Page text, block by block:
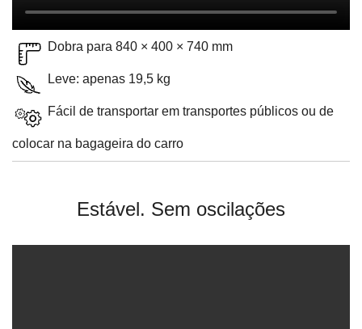
Dobra para 840 × 400 × 740 mm
Leve: apenas 19,5 kg
Fácil de transportar em transportes públicos ou de
colocar na bagageira do carro
Estável. Sem oscilações